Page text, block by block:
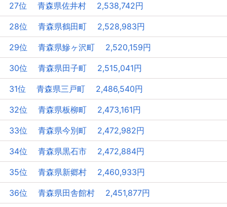
27位 青森県佐井村 2,538,742円
28位 青森県鶴田町 2,528,983円
29位 青森県鰺ヶ沢町 2,520,159円
30位 青森県田子町 2,515,041円
31位 青森県三戸町 2,486,540円
32位 青森県板柳町 2,473,161円
33位 青森県今別町 2,472,982円
34位 青森県黒石市 2,472,884円
35位 青森県新郷村 2,460,933円
36位 青森県田舎館村 2,451,877円